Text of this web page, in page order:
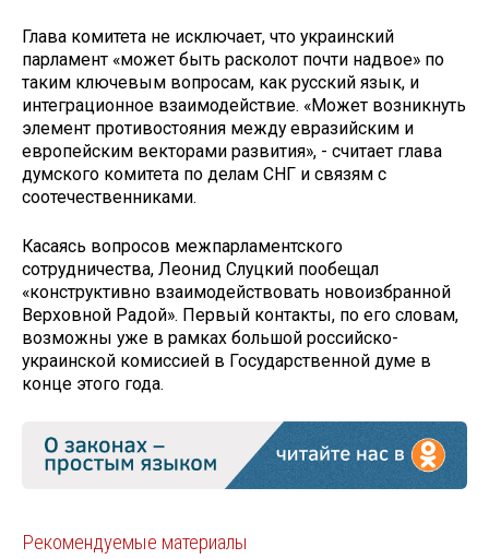
Глава комитета не исключает, что украинский
парламент «может быть расколот почти надвое» по
таким ключевым вопросам, как русский язык, и
интеграционное взаимодействие. «Может возникнуть
элемент противостояния между евразийским и
европейским векторами развития», - считает глава
думского комитета по делам СНГ и связям с
соотечественниками.
Касаясь вопросов межпарламентского
сотрудничества, Леонид Слуцкий пообещал
«конструктивно взаимодействовать новоизбранной
Верховной Радой». Первый контакты, по его словам,
возможны уже в рамках большой российско-
украинской комиссией в Государственной думе в
конце этого года.
Рекомендуемые материалы